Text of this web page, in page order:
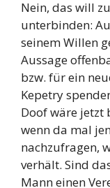
Nein, das will
unterbinden:
seinem Willen
Aussage
bzw. für ein
Kepetry
Doof wäre jetzt
wenn da mal
nachzufragen,
verhält. Sind
Mann einen